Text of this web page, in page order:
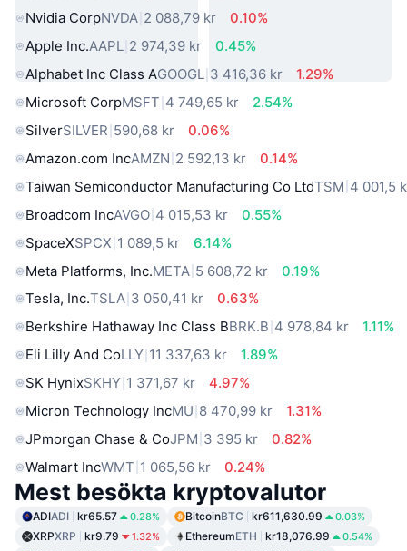
Nvidia CorpNVDA 2 088,79 kr
0.10%
Apple Inc.AAPL 2 974,39 kr
0.45%
Alphabet Inc Class AGOOGL 3 416,36 kr
1.29%
Microsoft CorpMSFT 4 749,65 kr
2.54%
SilverSILVER 590,68 kr
0.06%
Amazon.com IncAMZN 2 592,13 kr
0.14%
Taiwan Semiconductor Manufacturing Co LtdTSM 4 001,5
Broadcom IncAVGO 4 015,53 kr
0.55%
SpaceXSPCX 1 089,5 kr
6.14%
Meta Platforms, Inc.META 5 608,72 kr
0.19%
Tesla, Inc.TSLA 3 050,41 kr
0.63%
Berkshire Hathaway Inc Class BBRK.B 4 978,84 kr
1.11%
Eli Lilly And CoLLY 11 337,63 kr
1.89%
SK HynixSKHY 1 371,67 kr
4.97%
Micron Technology IncMU 8 470,99 kr
1.31%
JPmorgan Chase & CoJPM 3 395 kr
0.82%
Walmart IncWMT 1 065,56 kr 0.24%
Mest besökta kryptovalutor
ADIADI kr65.57 0.28% BitcoinBTC kr611,630.99 0.03%
XRPXRP kr9.79 1.32% EthereumETH kr18,076.99 0.54%